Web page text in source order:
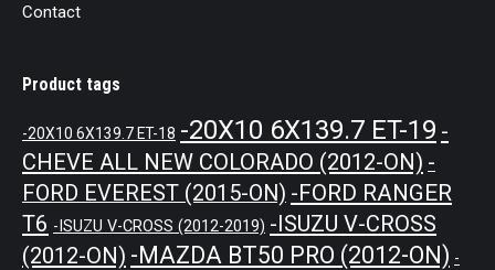
Contact
Product tags
-20X10 6X139.7 ET-18 -20X10 6X139.7 ET-19 -
CHEVE ALL NEW COLORADO (2012-ON) -
FORD EVEREST (2015-ON) -FORD RANGER
T6 -ISUZU V-CROSS (2012-2019) -ISUZU V-CROSS
(2012-ON) -MAZDA BT50 PRO (2012-ON) -